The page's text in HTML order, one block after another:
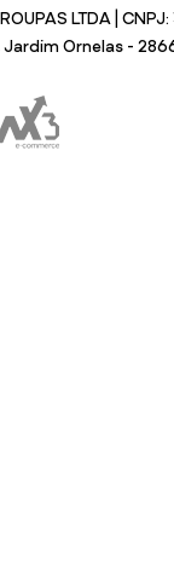
LTDA |
Jardim Ornelas -